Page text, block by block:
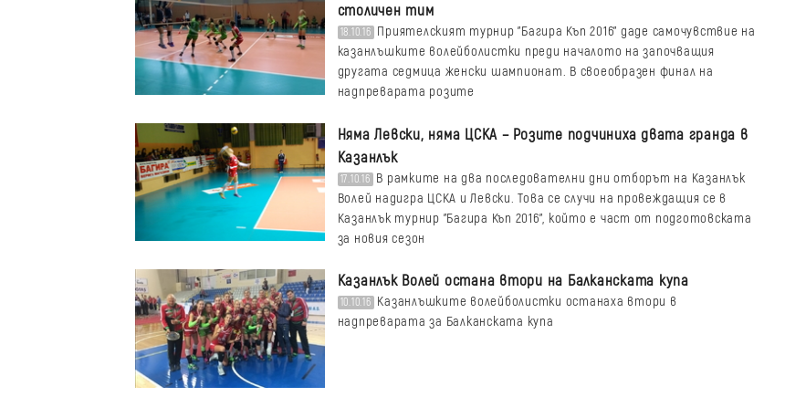
столичен тим
18.10.16 Приятелският турнир "Багира Къп 2016" даде самочувствие на
казанлъшките волейболистки преди началото на започващия
другата седмица женски шампионат. В своеобразен финал на
надпреварата розите
Няма Левски, няма ЦСКА – Розите подчиниха двата гранда в
Казанлък
17.10.16 В рамките на два последователни дни отборът на Казанлък
Волей надигра ЦСКА и Левски. Това се случи на провеждащия се в
Казанлък турнир "Багира Къп 2016", който е част от подготовската
за новия сезон
Казанлък Волей остана втори на Балканската купа
10.10.16 Казанлъшките волейболистки останаха втори в
надпреварата за Балканската купа